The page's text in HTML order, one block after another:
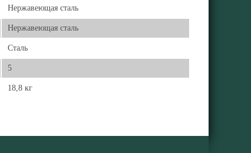
Нержавеющая сталь
Нержавеющая сталь
Сталь
5
18,8 кг